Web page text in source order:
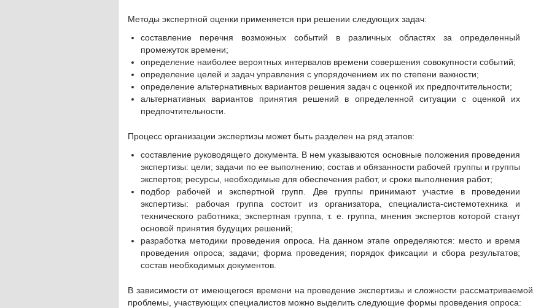
Методы экспертной оценки применяется при решении следующих задач:
составление перечня возможных событий в различных областях за определенный
промежуток времени;
определение наиболее вероятных интервалов времени совершения совокупности событий;
определение целей и задач управления с упорядочением их по степени важности;
определение альтернативных вариантов решения задач с оценкой их предпочтительности;
альтернативных вариантов принятия решений в определенной ситуации с оценкой их
предпочтительности.
Процесс организации экспертизы может быть разделен на ряд этапов:
составление руководящего документа. В нем указываются основные положения проведения
экспертизы: цели; задачи по ее выполнению; состав и обязанности рабочей группы и группы
экспертов; ресурсы, необходимые для обеспечения работ, и сроки выполнения работ;
подбор рабочей и экспертной групп. Две группы принимают участие в проведении
экспертизы: рабочая группа состоит из организатора, специалиста-системотехника и
технического работника; экспертная группа, т. е. группа, мнения экспертов которой станут
основой принятия будущих решений;
разработка методики проведения опроса. На данном этапе определяются: место и время
проведения опроса; задачи; форма проведения; порядок фиксации и сбора результатов;
состав необходимых документов.
В зависимости от имеющегося времени на проведение экспертизы и сложности рассматриваемой
проблемы, участвующих специалистов можно выделить следующие формы проведения опроса: